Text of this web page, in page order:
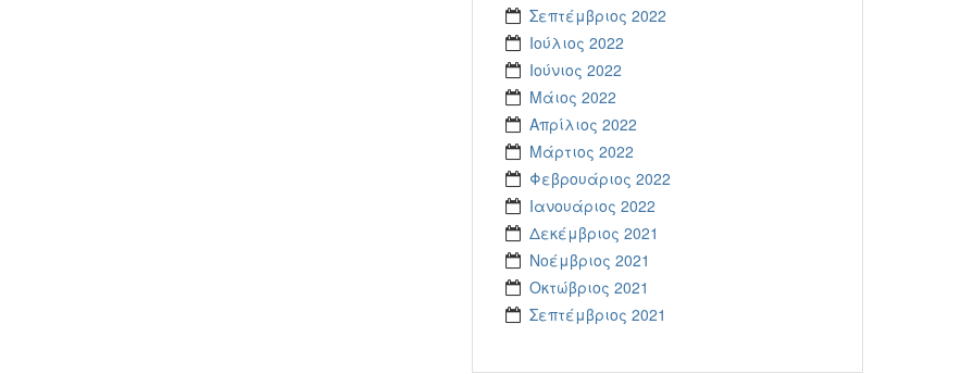
Σεπτέμβριος 2022
Ιούλιος 2022
Ιούνιος 2022
Μάιος 2022
Απρίλιος 2022
Μάρτιος 2022
Φεβρουάριος 2022
Ιανουάριος 2022
Δεκέμβριος 2021
Νοέμβριος 2021
Οκτώβριος 2021
Σεπτέμβριος 2021